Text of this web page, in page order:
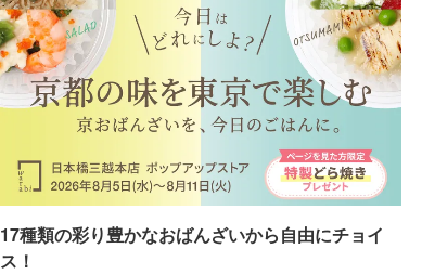
17種類の彩り豊かなおばんざいから自由にチョイ
ス！